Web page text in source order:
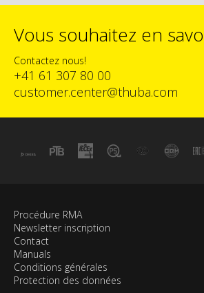
Vous souhaitez en
Contactez nous!
+41 61 307 80 00
customer.center@thuba.com
Procédure RMA
Newsletter inscription
Contact
Manuals
Conditions générales
Protection des données